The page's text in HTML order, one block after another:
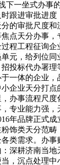
下一坐式办事
跟进审批进
的审批尺度
点天分办事
程工程征询企
元，给列位
投标代办署
一体的企业，
企业天分打
办事流程尺
专业能力强
年品牌正式
饰类天分范
类需求。办
深耕济南当地
，沉点处理